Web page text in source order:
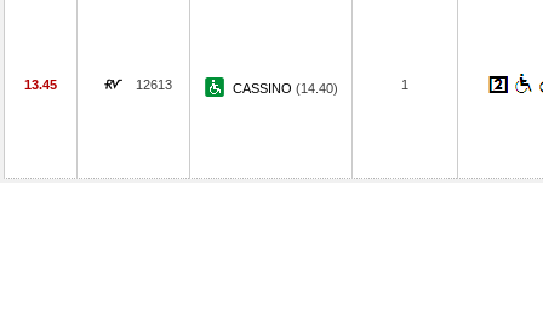
13.45 12613 CASSINO (14.40) 1